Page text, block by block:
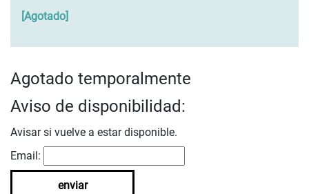
Agotado]
Agotado temporalmente
Aviso de disponibilidad:
Avisar si vuelve a estar disponible.
Email:
enviar